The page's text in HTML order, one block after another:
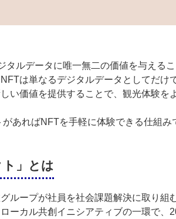
ルデータに唯一無二の価値を与える
は単なるデジタルデータとしてだけ
い価値を提供することで、観光体験を
あればNFTを手軽に体験できる仕組み
ト」とは
ループが社員を社会課題解決に取り組
ーカル共創イニシアティブの一環で、